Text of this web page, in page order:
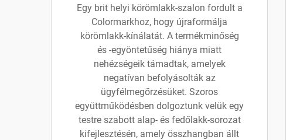
Egy brit helyi körömlakk-szalon fordult a
Colormarkhoz, hogy újraformálja
körömlakk-kínálatát. A termékminőség
és -egyöntetűség hiánya miatt
nehézségeik támadtak, amelyek
negatívan befolyásolták az
ügyfélmegőrzésüket. Szoros
együttműködésben dolgoztunk velük egy
testre szabott alap- és fedőlakk-sorozat
kifejlesztésén, amely összhangban állt